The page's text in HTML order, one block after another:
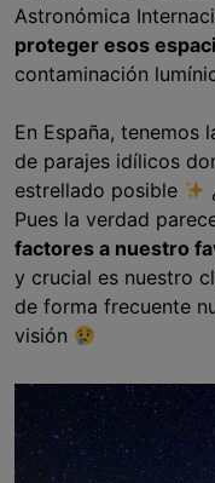
Astronómica
proteger esos
contaminación
En España, tenemos
de parajes idílicos
estrellado posible
Pues la verdad
factores a nuestro
y crucial es nuestro
de forma frecuente
visión